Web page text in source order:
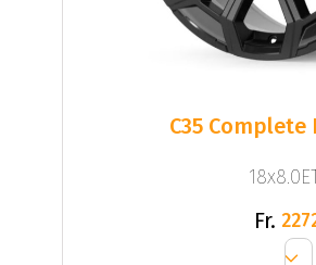
C35 Complete
Fr.